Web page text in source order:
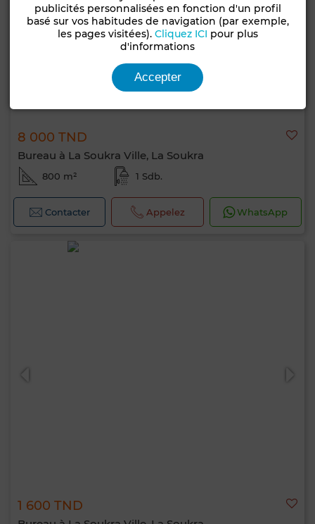
8 000 TND
Bureau à La Soukra Ville, La Soukra
800 m² 1 Sdb.
Contacter Appelez WhatsApp
1 600 TND
publicités personnalisées en fonction d'un profil
basé sur vos habitudes de navigation (par exemple,
les pages visitées). Cliquez ICI pour plus
d'informations
Accepter